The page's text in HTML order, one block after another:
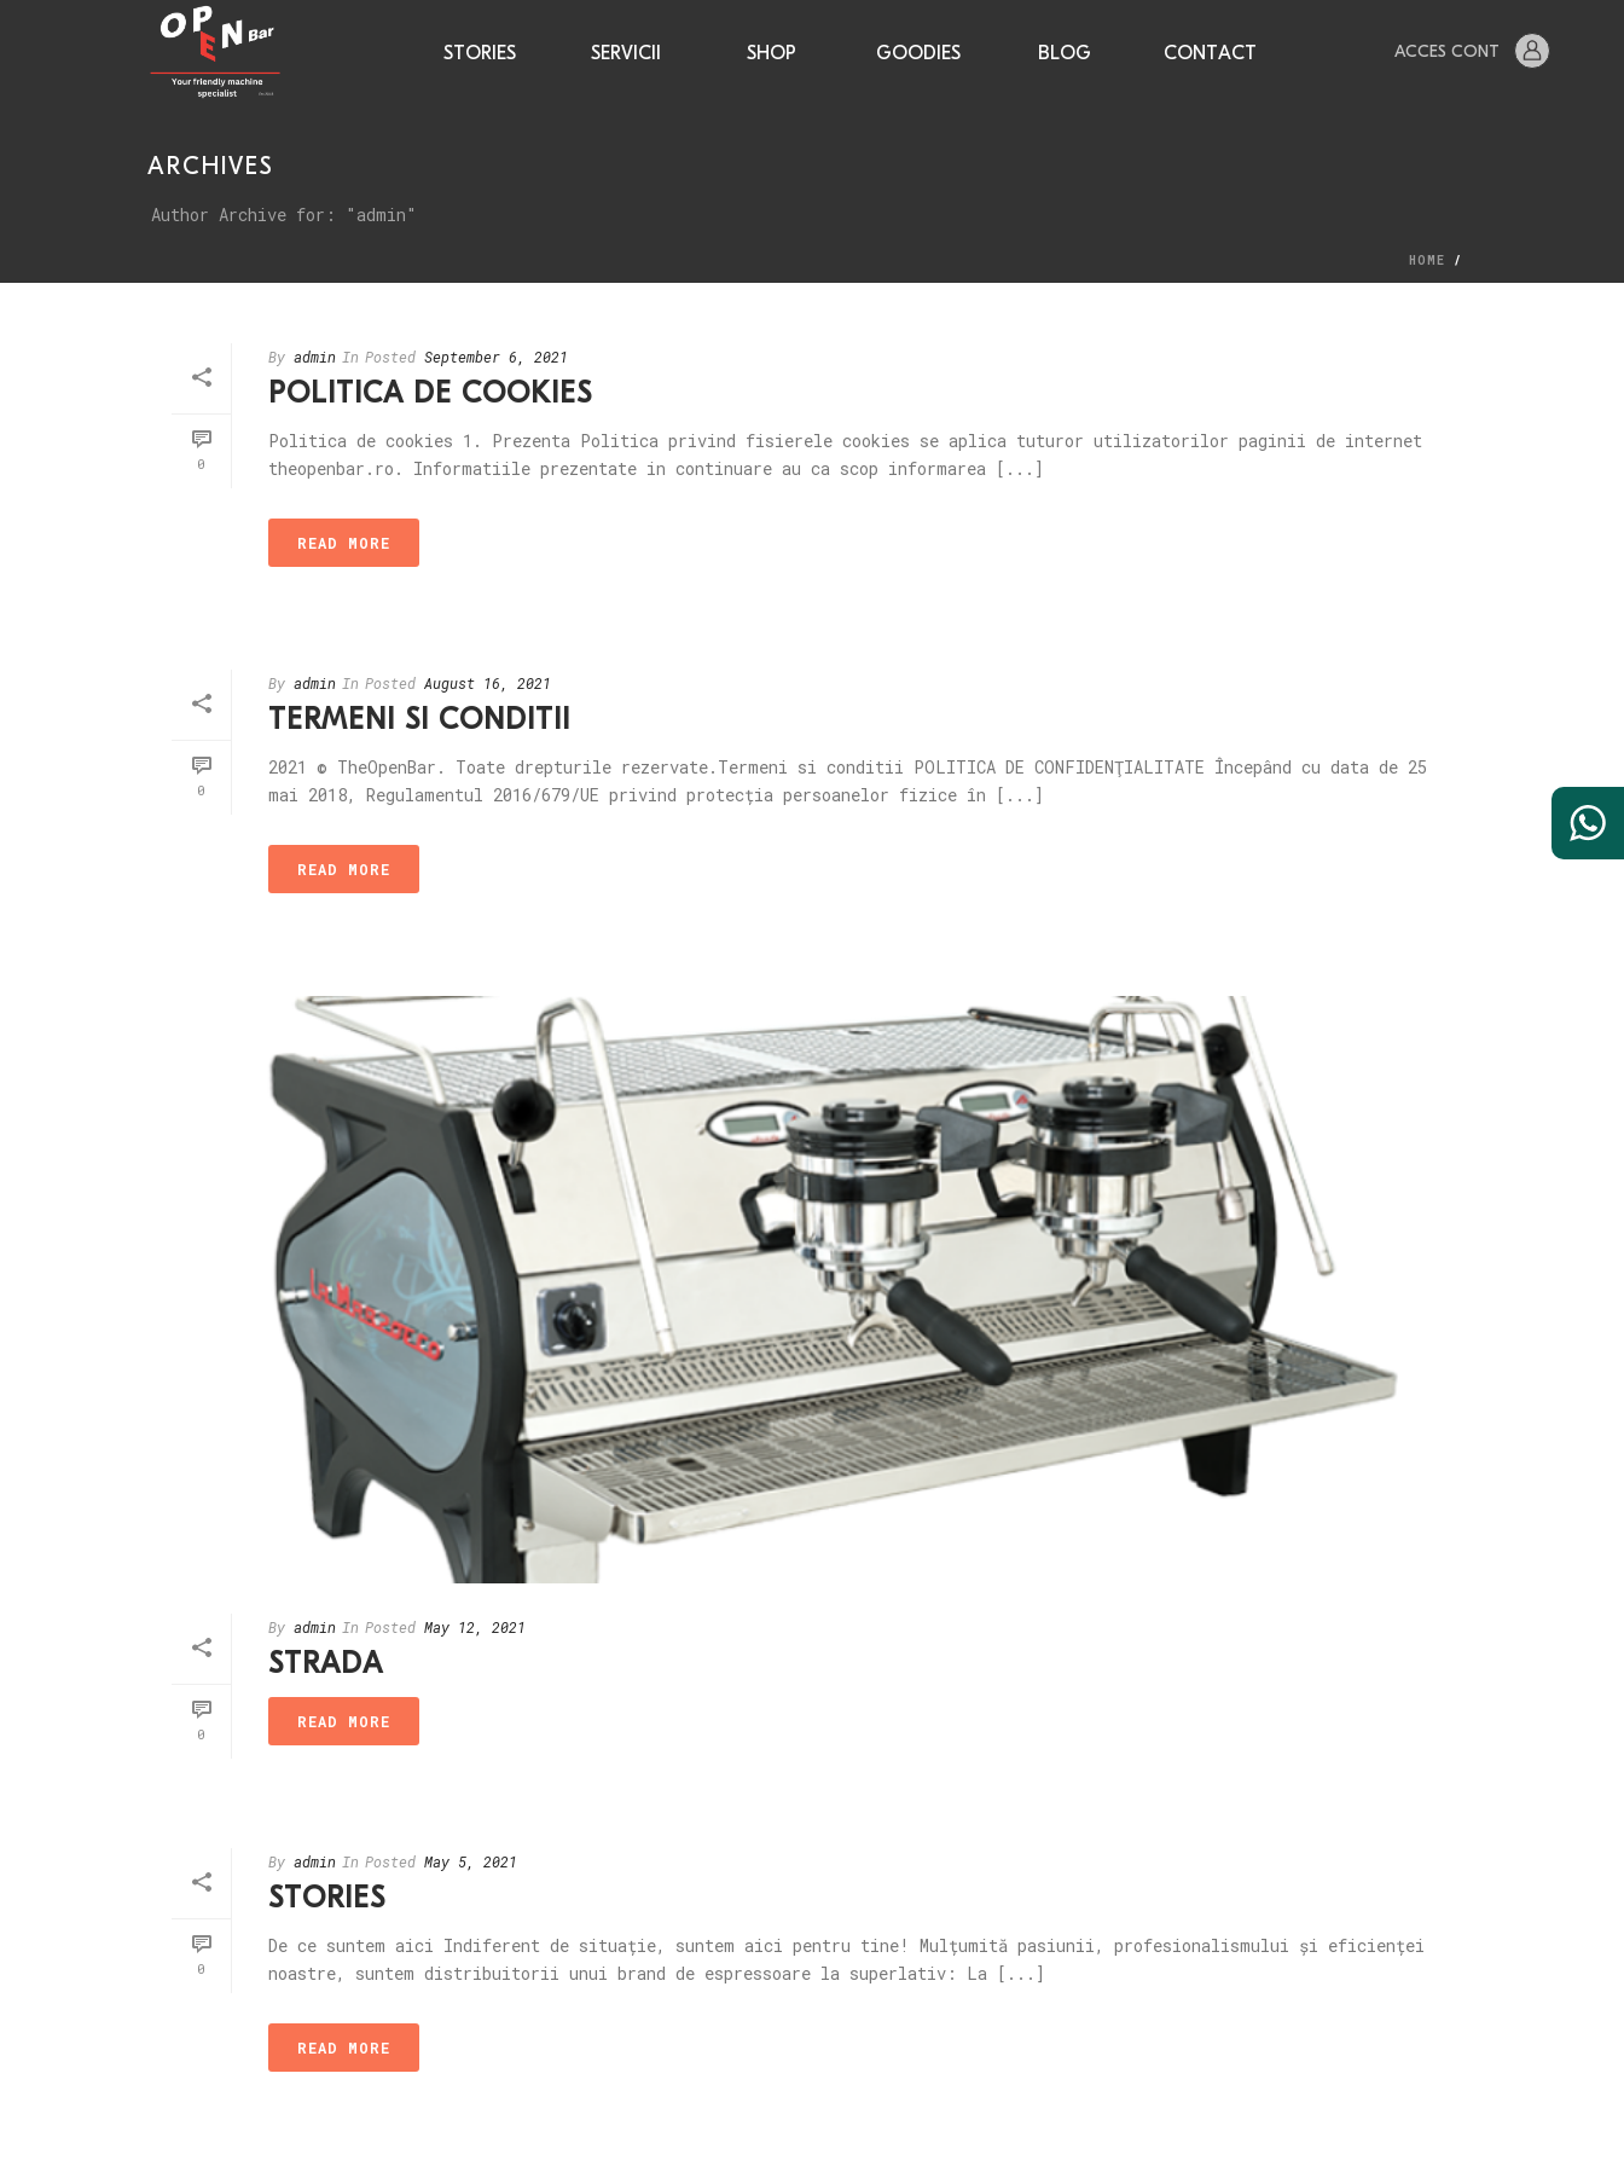
STORIES SERVICII SHOP GOODIES BLOG CONTACT ACCES CONT
ARCHIVES
Author Archive for: "admin"
HOME /
0
By admin In Posted September 6, 2021
POLITICA DE COOKIES
Politica de cookies 1. Prezenta Politica privind fisierele cookies se aplica tuturor utilizatorilor paginii de internet
theopenbar.ro. Informatiile prezentate in continuare au ca scop informarea [...]
READ MORE
0
By admin In Posted August 16, 2021
TERMENI SI CONDITII
2021 © TheOpenBar. Toate drepturile rezervate.Termeni si conditii POLITICA DE CONFIDENŢIALITATE Începând cu data de 25
mai 2018, Regulamentul 2016/679/UE privind protecția persoanelor fizice în [...]
READ MORE
0
By admin In Posted May 12, 2021
STRADA
READ MORE
0
By admin In Posted May 5, 2021
STORIES
De ce suntem aici Indiferent de situație, suntem aici pentru tine! Mulțumită pasiunii, profesionalismului și eficienței
noastre, suntem distribuitorii unui brand de espressoare la superlativ: La [...]
READ MORE